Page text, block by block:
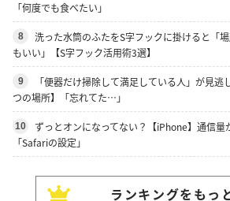
「何度でも食べたい」
8
洗った水筒のふたをS字フックに掛けると「
もいい」【S字フック活用術3選】
9
「便器だけ掃除して満足している人」が見逃
つの場所】「忘れてた…」
10
ずっとオンになってない？【iPhone】通信量
「Safariの設定」
ランキングをもっ